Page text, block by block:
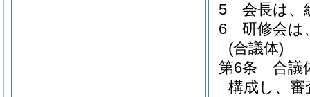
5
会長は、
6
研修会は
(合議体)
第6条
合議
構成し、